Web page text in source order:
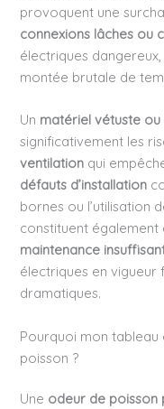
provoquent une
connexions lâches ou
électriques
montée brutale de
Un matériel vétuste
significativement les
ventilation qui
défauts d’installation
bornes ou l’utilisation
constituent également
maintenance
électriques en vigueur
dramatiques.
Pourquoi mon
poisson ?
Une odeur de poisson